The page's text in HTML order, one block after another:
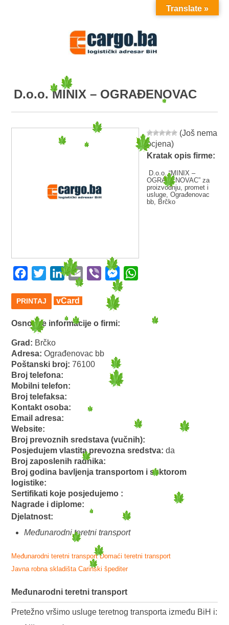
MENU
D.o.o. MINIX – OGRAĐENOVAC
(Još nema
ocjena)
Kratak opis firme:
D.o.o. “MINIX –
OGRAĐENOVAC” za
proizvodnju, promet i
usluge, Ograđenovac
bb, Brčko
Facebook
TwitterLinkedIn
Email Viber Messenger
PRINTAJ vCard
Osnovne informacije o firmi:
Grad: Brčko
Adresa:Ograđenovac bb
Poštanski broj:76100
Broj telefona:
Mobilni telefon:
Broj telefaksa:
Kontakt osoba:
Email adresa:
Website:
Broj prevoznih sredstava (vučnih):
Posjedujem vlastita prevozna sredstva:da
Broj zaposlenih radnika:
Broj godina bavljenja transportom i sektorom
logistike:
Sertifikati koje posjedujemo :
Nagrade i diplome:
Djelatnost:
Međunarodni teretni transport
Međunarodni teretni transport Domaći teretni transport
Javna robna skladišta Carinski špediter
Međunarodni teretni transport
Pretežno vršimo usluge teretnog transporta između BiH i:
Translate »